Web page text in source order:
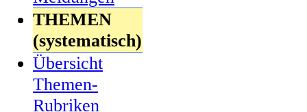
THEMEN
(systematisch)
Übersicht
Themen-
Rubriken